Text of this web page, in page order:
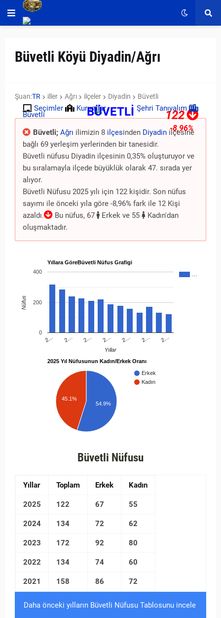
Büvetli Köyü Diyadin/Ağrı
Şuan:TR iller Ağrı ilçeler Diyadin Büvetli
Seçimler Kurumlar
Büvetli 122
-8,96%
Şehri Tanıyalım
BÜVETLİ
Büvetli; Ağrı ilimizin 8 ilçesinden Diyadin ilçesine
bağlı 69 yerleşim yerlerinden bir tanesidir.
Büvetli nüfusu Diyadin ilçesinin 0,35% oluşturuyor ve
bu sıralamayla ilçede büyüklük olarak 47. sırada yer
alıyor.
Büvetli Nüfusu 2025 yılı için 122 kişidir. Son nüfus
sayımı ile önceki yıla göre -8,96% fark ile 12 Kişi
azaldı.
Bu nüfus, 67 Erkek ve 55
Kadın'dan
oluşmaktadır.
Yıllara GöreBüvetli Nüfus Grafigi
2… 2… 2… 2… 2… 2… 2…
0
200
400
Yıllar
Nüfus
2025 Yıl Nüfusunun Kadın/Erkek Oranı
Erkek
Kadın
45.1%
54.9%
Büvetli Nüfusu
Yıllar Toplam Erkek Kadın
2025 122 67 55
2024 134 72 62
2023 172 92 80
2022 134 74 60
2021 158 86 72
Daha önceki yılların Büvetli Nüfusu Tablosunu incele